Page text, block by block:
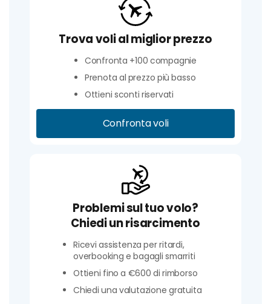
Trova voli al miglior prezzo
Confronta +100 compagnie
Prenota al prezzo più basso
Ottieni sconti riservati
Confronta voli
Problemi sul tuo volo?
Chiedi un risarcimento
Ricevi assistenza per ritardi,
overbooking e bagagli smarriti
Ottieni fino a €600 di rimborso
Chiedi una valutazione gratuita